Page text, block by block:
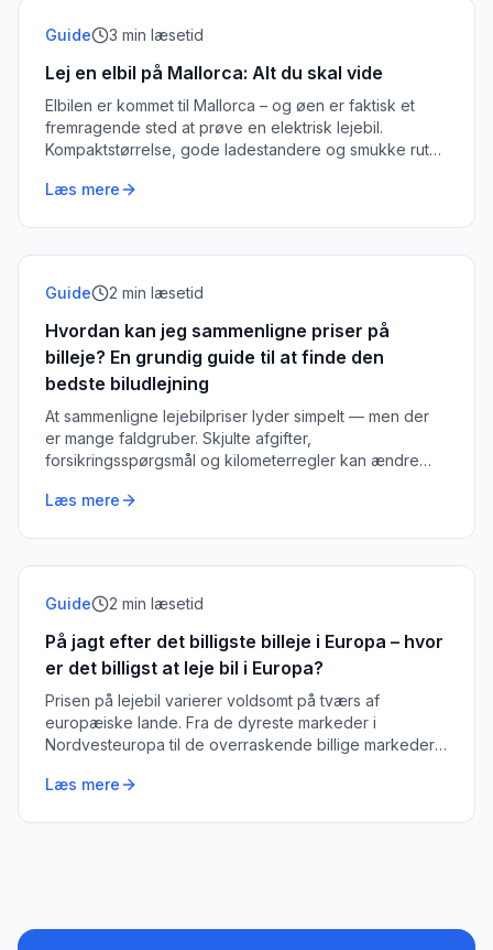
Guide 3 min læsetid
Lej en elbil på Mallorca: Alt du skal vide
Elbilen er kommet til Mallorca – og øen er faktisk et
fremragende sted at prøve en elektrisk lejebil.
Kompaktstørrelse, gode ladestandere og smukke ruter
Læs mere
Guide 2 min læsetid
Hvordan kan jeg sammenligne priser på
billeje? En grundig guide til at finde den
bedste biludlejning
At sammenligne lejebilpriser lyder simpelt — men der
er mange faldgruber. Skjulte afgifter,
forsikringsspørgsmål og kilometerregler kan ændre
Læs mere
Guide 2 min læsetid
På jagt efter det billigste billeje i Europa – hvor
er det billigst at leje bil i Europa?
Prisen på lejebil varierer voldsomt på tværs af
europæiske lande. Fra de dyreste markeder i
Nordvesteuropa til de overraskende billige markeder i
Læs mere